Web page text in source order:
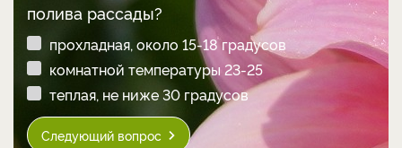
полива рассады?
прохладная, около 15-18 градусов
комнатной температуры 23-25
теплая, не ниже 30 градусов
Следующий вопрос